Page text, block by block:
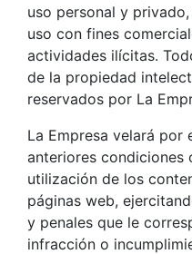
uso personal y
uso con fines
actividades ilícitas.
de la propiedad
reservados por La
La Empresa velará por
anteriores condiciones
utilización de los
páginas web,
y penales que le
infracción o